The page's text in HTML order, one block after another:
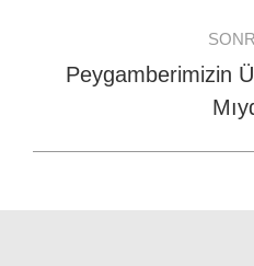
Peygamberimizin